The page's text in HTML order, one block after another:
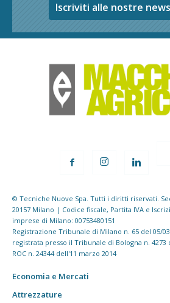
Iscriviti alle nostre
© Tecniche Nuove Spa. Tutti i diritti riservati.
20157 Milano | Codice fiscale, Partita IVA e
imprese di Milano: 00753480151
Registrazione Tribunale di Milano n. 65 del 05/
registrata presso il Tribunale di Bologna n. 4273
ROC n. 24344 dell'11 marzo 2014
Economia e Mercati
Attrezzature